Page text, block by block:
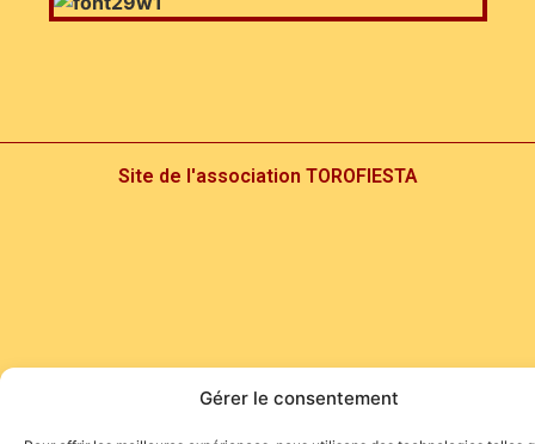
Gérer le consentement
Site de l'association TOROFIESTA